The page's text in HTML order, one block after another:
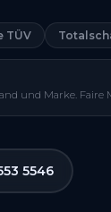
TÜV
und Marke. Faire
5546